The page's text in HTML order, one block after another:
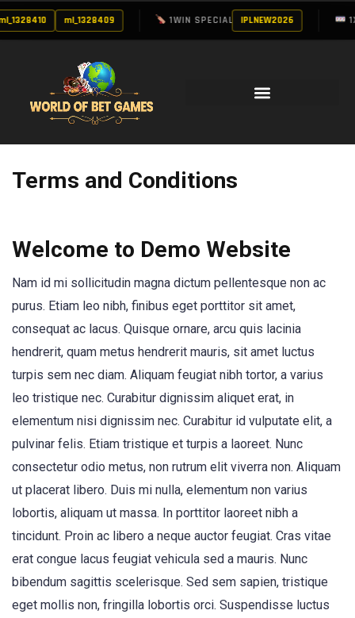
ml_1328409 1WIN SPECIAL IPLNEW2026
Terms and Conditions
Welcome to Demo Website
Nam id mi sollicitudin magna dictum pellentesque non ac
purus. Etiam leo nibh, finibus eget porttitor sit amet,
consequat ac lacus. Quisque ornare, arcu quis lacinia
hendrerit, quam metus hendrerit mauris, sit amet luctus
turpis sem nec diam. Aliquam feugiat nibh tortor, a varius
leo tristique nec. Curabitur dignissim aliquet erat, in
elementum nisi dignissim nec. Curabitur id vulputate elit, a
pulvinar felis. Etiam tristique et turpis a laoreet. Nunc
consectetur odio metus, non rutrum elit viverra non. Aliquam
ut placerat libero. Duis mi nulla, elementum non varius
lobortis, aliquam ut massa. In porttitor laoreet nibh a
tincidunt. Proin ac libero a neque auctor feugiat. Cras vitae
erat congue lacus feugiat vehicula sed a mauris. Nunc
bibendum sagittis scelerisque. Sed sem sapien, tristique
eget mollis non, fringilla lobortis orci. Suspendisse luctus